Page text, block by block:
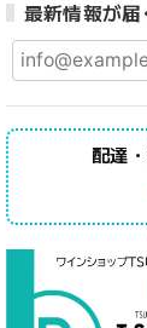
最新情報が
配達